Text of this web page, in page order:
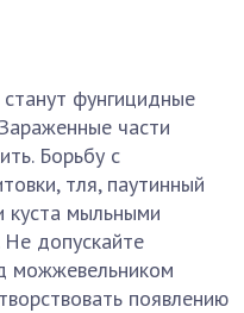
фунгицидные
части
Борьбу с
тля, паутинный
куста мыльными
допускайте
можжевельником
появлению